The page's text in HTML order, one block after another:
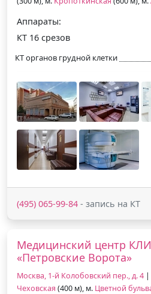
Аппараты:
КТ 16 срезов
КТ органов грудной клетки
(495) 065-99-84 - запись на КТ
Медицинский центр
«Петровские Ворота»
Москва, 1-й Колобовский пер., д. 4
Чеховская (400 м), м. Цветной